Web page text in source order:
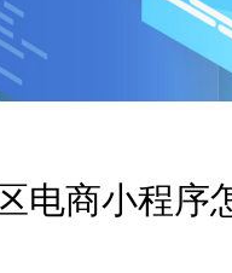
电商小程序